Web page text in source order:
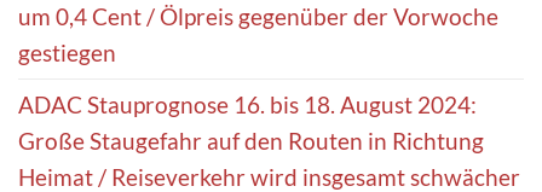
um 0,4 Cent / Ölpreis gegenüber der Vorwoche
gestiegen
ADAC Stauprognose 16. bis 18. August 2024:
Große Staugefahr auf den Routen in Richtung
Heimat / Reiseverkehr wird insgesamt schwächer